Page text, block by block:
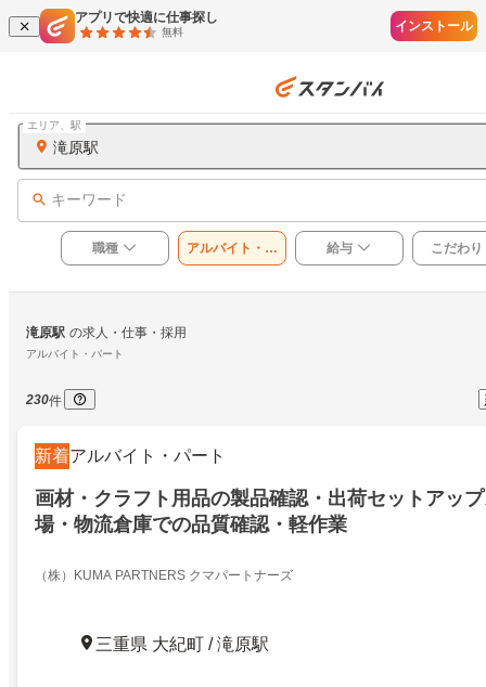
アプリで快適に仕事探し
無料 インストール
滝原駅
エリア、駅
キーワード
職種
アルバイト・パ
ート
給与 こだわり
滝原駅 の求人・仕事・採用
アルバイト・パート
230件
新着アルバイト・パート
画材・クラフト用品の製品確認・出荷セットアッ
場・物流倉庫での品質確認・軽作業
（株）KUMA PARTNERS クマパートナーズ
三重県 大紀町 / 滝原駅